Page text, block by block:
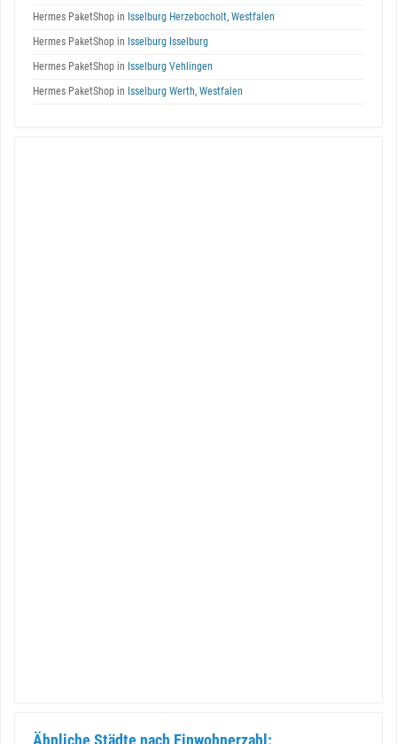
Hermes PaketShop in Isselburg Herzebocholt, Westfalen
Hermes PaketShop in Isselburg Isselburg
Hermes PaketShop in Isselburg Vehlingen
Hermes PaketShop in Isselburg Werth, Westfalen
Ähnliche Städte nach Einwohnerzahl: